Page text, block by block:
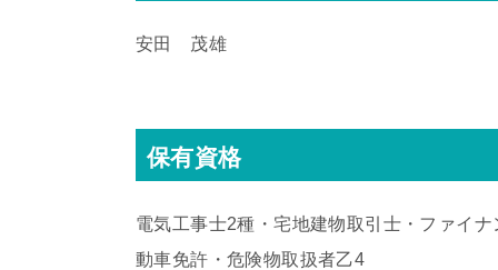
安田 茂雄
保有資格
電気工事士2種・宅地建物取引士・ファイ
動車免許・危険物取扱者乙4